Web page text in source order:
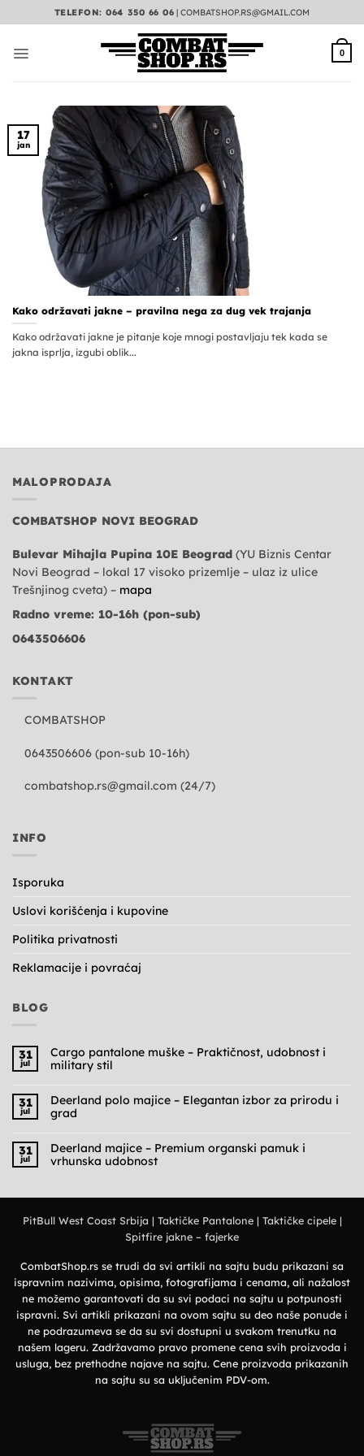
na
TELEFON: 064 350 66 06 |COMBATSHOP.RS@GMAIL.COM
0
Kako održavati jakne – pravilna nega za dug vek trajanja
Kako održavati jakne je pitanje koje mnogi postavljaju tek kada se
jakna isprlja, izgubi oblik...
17
jan
MALOPRODAJA
COMBATSHOP NOVI BEOGRAD
Bulevar Mihajla Pupina 10E Beograd (YU Biznis Centar
Novi Beograd – lokal 17 visoko prizemlje – ulaz iz ulice
Trešnjinog cveta) – mapa
Radno vreme: 10-16h (pon-sub)
0643506606
KONTAKT
COMBATSHOP
0643506606 (pon-sub 10-16h)
combatshop.rs@gmail.com (24/7)
INFO
Isporuka
Uslovi korišćenja i kupovine
Politika privatnosti
Reklamacije i povraćaj
BLOG
31
jul
Cargo pantalone muške – Praktičnost, udobnost i
military stil
na
Cargo
pantalone
muške
Praktičnost,
udobnost
i
military
31
jul
Deerland polo majice – Elegantan izbor za prirodu i
grad
na
Deerland
polo
izbor
prirodu
i
31
jul
Deerland majice – Premium organski pamuk i
vrhunska udobnost
–
vrhunska
udobnost
PitBull West Coast Srbija | Taktičke Pantalone| Taktičke cipele|
Spitfire jakne – fajerke
CombatShop.rs se trudi da svi artikli na sajtu budu prikazani sa
ispravnim nazivima, opisima, fotografijama i cenama, ali nažalost
ne možemo garantovati da su svi podaci na sajtu u potpunosti
ispravni. Svi artikli prikazani na ovom sajtu su deo naše ponude i
ne podrazumeva se da su svi dostupni u svakom trenutku na
našem lageru. Zadržavamo pravo promene cena svih proizvoda i
usluga, bez prethodne najave na sajtu. Cene proizvoda prikazanih
na sajtu su sa uključenim PDV-om.